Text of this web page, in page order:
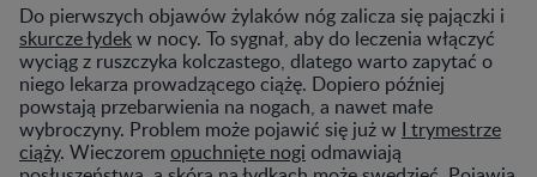
Do pierwszych objawów żylaków nóg zalicza się pajączki i
skurcze łydekw nocy. To sygnał, aby do leczenia włączyć
wyciąg z ruszczyka kolczastego, dlatego warto zapytać o
niego lekarza prowadzącego ciążę. Dopiero później
powstają przebarwienia na nogach, a nawet małe
wybroczyny. Problem może pojawić się już w I trymestrze
ciąży. Wieczorem opuchnięte nogi odmawiają